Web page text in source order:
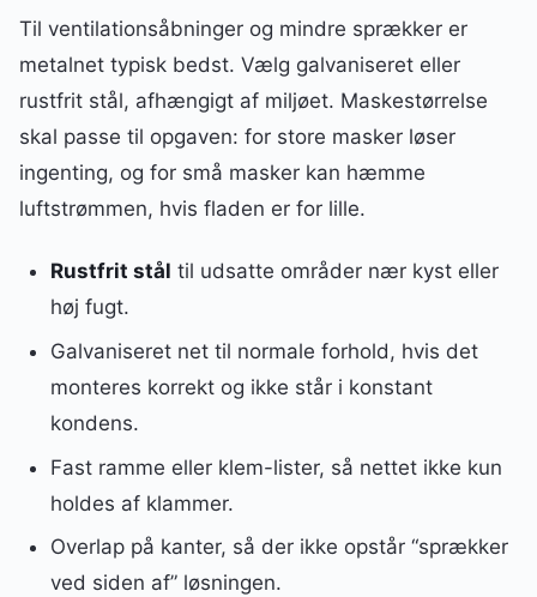
Til ventilationsåbninger og mindre sprækker er
metalnet typisk bedst. Vælg galvaniseret eller
rustfrit stål, afhængigt af miljøet. Maskestørrelse
skal passe til opgaven: for store masker løser
ingenting, og for små masker kan hæmme
luftstrømmen, hvis fladen er for lille.
Rustfrit stål til udsatte områder nær kyst eller
høj fugt.
Galvaniseret net til normale forhold, hvis det
monteres korrekt og ikke står i konstant
kondens.
Fast ramme eller klem-lister, så nettet ikke kun
holdes af klammer.
Overlap på kanter, så der ikke opstår “sprækker
ved siden af” løsningen.